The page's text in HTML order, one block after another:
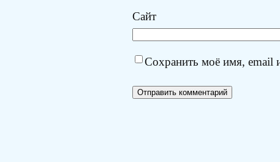
Сайт
Сохранить моё имя, email